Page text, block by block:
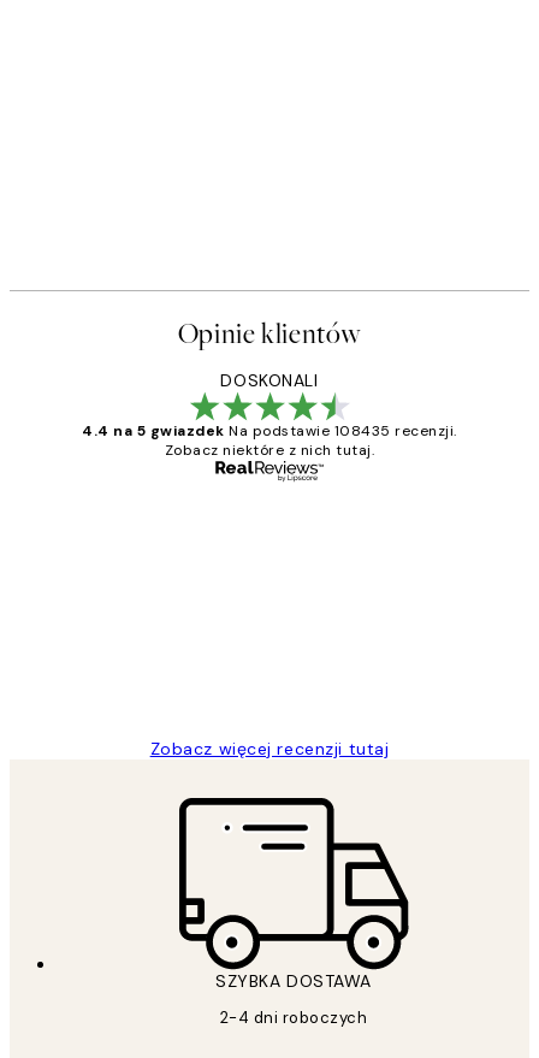
Opinie klientów
DOSKONALI
4.4 na 5 gwiazdek Na podstawie 108435 recenzji.
Zobacz niektóre z nich tutaj.
Zobacz więcej recenzji tutaj
SZYBKA DOSTAWA
2-4 dni roboczych